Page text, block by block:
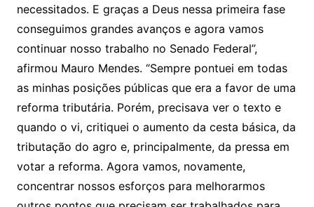
necessitados. E graças a Deus nessa primeira fase
conseguimos grandes avanços e agora vamos
continuar nosso trabalho no Senado Federal”,
afirmou Mauro Mendes. “Sempre pontuei em todas
as minhas posições públicas que era a favor de uma
reforma tributária. Porém, precisava ver o texto e
quando o vi, critiquei o aumento da cesta básica, da
tributação do agro e, principalmente, da pressa em
votar a reforma. Agora vamos, novamente,
concentrar nossos esforços para melhorarmos